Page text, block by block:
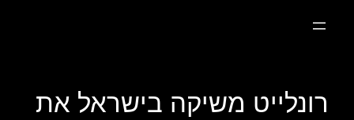
רונלייט משיקה בישראל את